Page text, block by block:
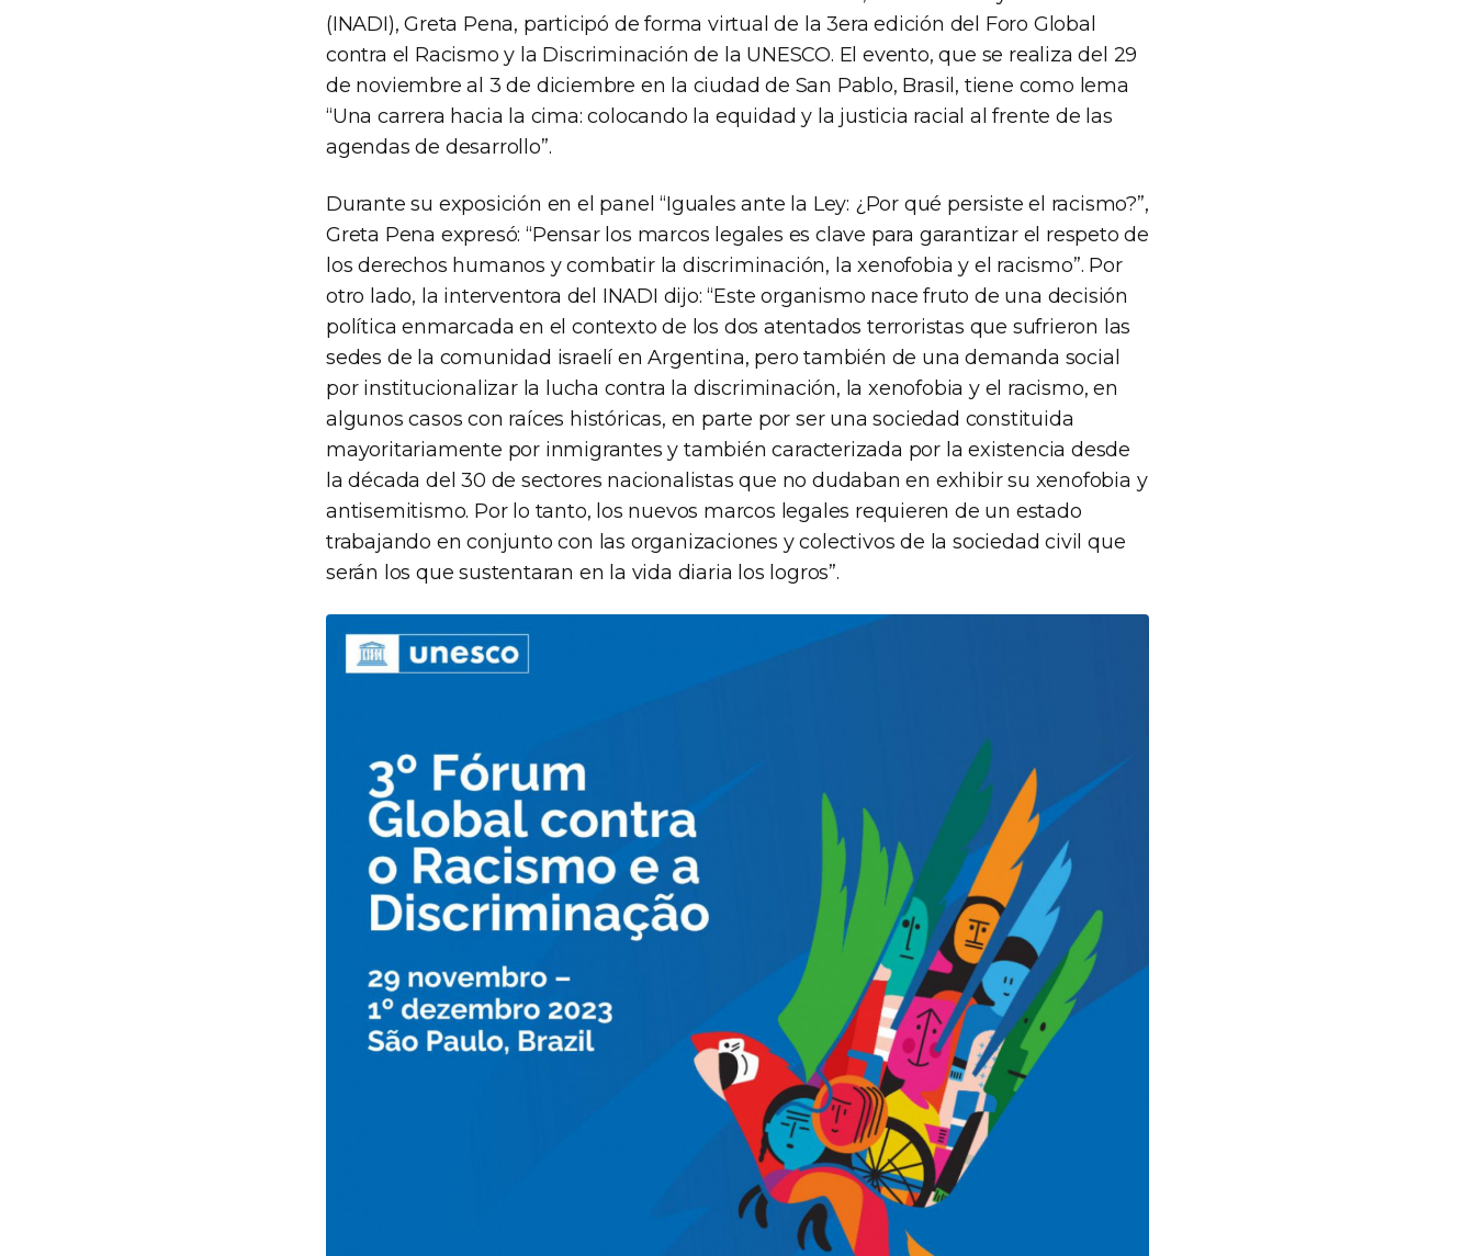
(INADI), Greta Pena, participó de forma virtual de la 3era edición del Foro Global
contra el Racismo y la Discriminación de la UNESCO. El evento, que se realiza del 29
de noviembre al 3 de diciembre en la ciudad de San Pablo, Brasil, tiene como lema
“Una carrera hacia la cima: colocando la equidad y la justicia racial al frente de las
agendas de desarrollo”.
Durante su exposición en el panel “Iguales ante la Ley: ¿Por qué persiste el racismo?”,
Greta Pena expresó: “Pensar los marcos legales es clave para garantizar el respeto de
los derechos humanos y combatir la discriminación, la xenofobia y el racismo”. Por
otro lado, la interventora del INADI dijo: “Este organismo nace fruto de una decisión
política enmarcada en el contexto de los dos atentados terroristas que sufrieron las
sedes de la comunidad israelí en Argentina, pero también de una demanda social
por institucionalizar la lucha contra la discriminación, la xenofobia y el racismo, en
algunos casos con raíces históricas, en parte por ser una sociedad constituida
mayoritariamente por inmigrantes y también caracterizada por la existencia desde
la década del 30 de sectores nacionalistas que no dudaban en exhibir su xenofobia y
antisemitismo. Por lo tanto, los nuevos marcos legales requieren de un estado
trabajando en conjunto con las organizaciones y colectivos de la sociedad civil que
serán los que sustentaran en la vida diaria los logros”.